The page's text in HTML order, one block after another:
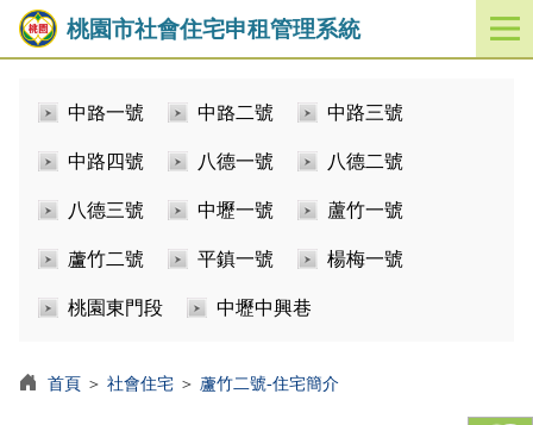
桃園市社會住宅申租管理系統
開
啟
中路一號 中路二號 中路三號
中路四號 八德一號 八德二號
八德三號 中壢一號 蘆竹一號
蘆竹二號 平鎮一號 楊梅一號
桃園東門段 中壢中興巷
首頁 ＞ 社會住宅 ＞ 蘆竹二號-住宅簡介